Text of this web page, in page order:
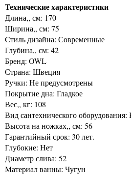
Технические характеристики
Длина,, см: 170
Ширина,, см: 75
Стиль дизайна: Современные
Глубина,, см: 42
Бренд: OWL
Страна: Швеция
Ручки: Не предусмотрены
Покрытие дна: Гладкое
Вес,, кг: 108
Вид сантехнического оборудования:
Высота на ножках,, см: 56
Гарантийный срок: 30 лет.
Глубокие: Нет
Диаметр слива: 52
Материал ванны: Чугун